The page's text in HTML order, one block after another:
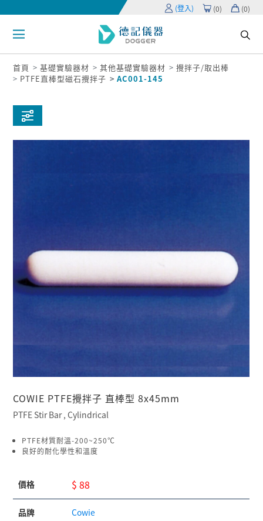
(登入) (0) (0)
首頁 基礎實驗器材 其他基礎實驗器材
攪拌子/取出棒
PTFE直棒型磁石攪拌子
AC001-145
COWIE PTFE攪拌子 直棒型 8x45mm
PTFE Stir Bar , Cylindrical
PTFE材質耐溫-200~250℃
良好的耐化學性和溫度
價格 $ 88
品牌 Cowie